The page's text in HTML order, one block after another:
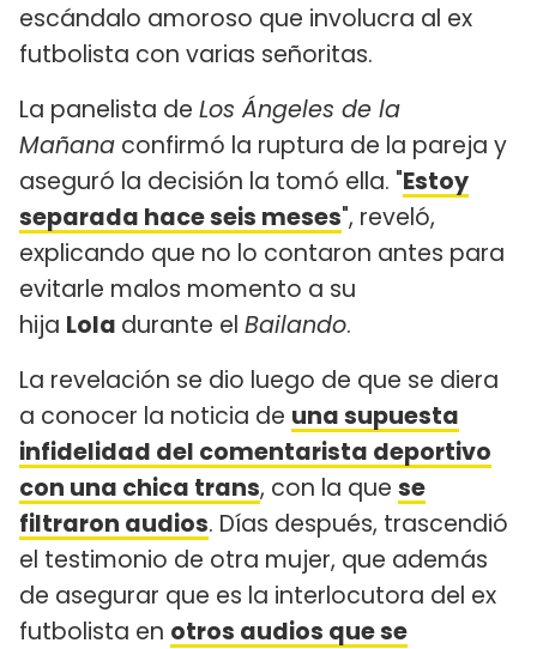
escándalo amoroso que involucra al ex
futbolista con varias señoritas.
La panelista de Los Ángeles de la
Mañana confirmó la ruptura de la pareja y
aseguró la decisión la tomó ella. "Estoy
separada hace seis meses", reveló,
explicando que no lo contaron antes para
evitarle malos momento a su
hija Lola durante el Bailando.
La revelación se dio luego de que se diera
a conocer la noticia de una supuesta
infidelidad del comentarista deportivo
con una chica trans, con la que se
filtraron audios. Días después, trascendió
el testimonio de otra mujer, que además
de asegurar que es la interlocutora del ex
futbolista en otros audios que se